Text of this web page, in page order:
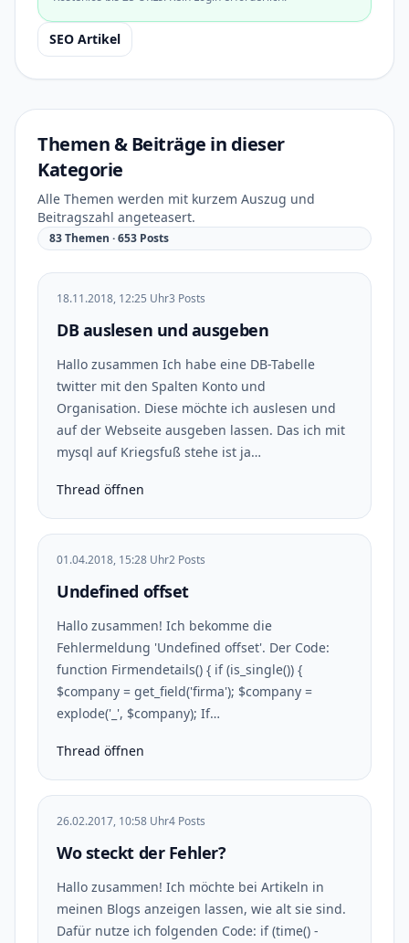
SEO Artikel
Themen & Beiträge in dieser
Kategorie
Alle Themen werden mit kurzem Auszug und
Beitragszahl angeteasert.
83 Themen · 653 Posts
18.11.2018, 12:25 Uhr3 Posts
DB auslesen und ausgeben
Hallo zusammen Ich habe eine DB-Tabelle
twitter mit den Spalten Konto und
Organisation. Diese möchte ich auslesen und
auf der Webseite ausgeben lassen. Das ich mit
mysql auf Kriegsfuß stehe ist ja…
Thread öffnen
01.04.2018, 15:28 Uhr2 Posts
Undefined offset
Hallo zusammen! Ich bekomme die
Fehlermeldung 'Undefined offset'. Der Code:
function Firmendetails() { if (is_single()) {
$company = get_field('firma'); $company =
explode('_', $company); If…
Thread öffnen
26.02.2017, 10:58 Uhr4 Posts
Wo steckt der Fehler?
Hallo zusammen! Ich möchte bei Artikeln in
meinen Blogs anzeigen lassen, wie alt sie sind.
Dafür nutze ich folgenden Code: if (time() -